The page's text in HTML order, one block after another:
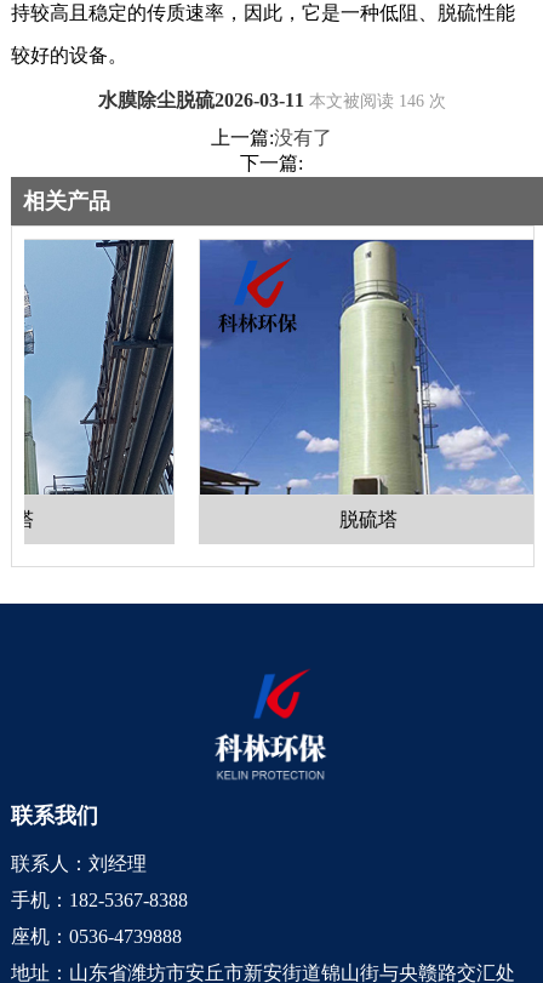
持较高且稳定的传质速率，因此，它是一种低阻、脱硫性能
较好的设备。
水膜除尘脱硫2026-03-11 本文被阅读 146 次
上一篇:没有了
下一篇:
相关产品
脱硫塔
联系我们
联系人：刘经理
手机：182-5367-8388
座机：0536-4739888
地址：山东省潍坊市安丘市新安街道锦山街与央赣路交汇处